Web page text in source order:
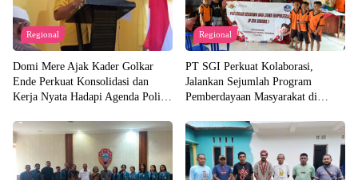
Regional
Domi Mere Ajak Kader Golkar
Ende Perkuat Konsolidasi dan
Kerja Nyata Hadapi Agenda Politik
Regional
PT SGI Perkuat Kolaborasi,
Jalankan Sejumlah Program
Pemberdayaan Masyarakat di